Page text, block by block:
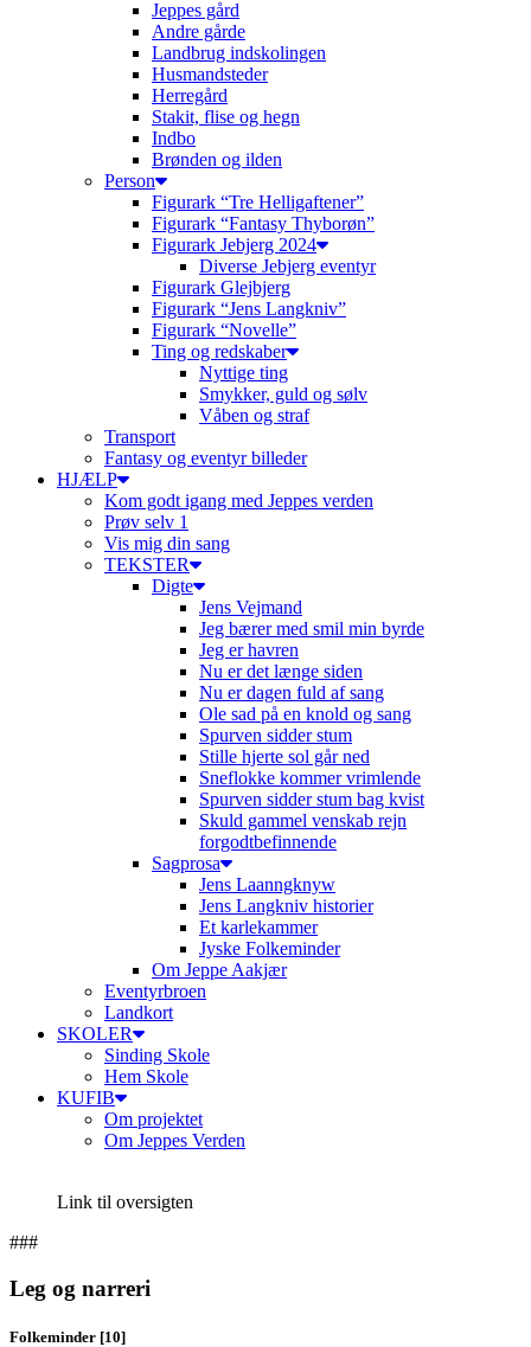
Jeppes gård
Andre gårde
Landbrug indskolingen
Husmandsteder
Herregård
Stakit, flise og hegn
Indbo
Brønden og ilden
Person
Figurark “Tre Helligaftener”
Figurark “Fantasy Thyborøn”
Figurark Jebjerg 2024
Diverse Jebjerg eventyr
Figurark Glejbjerg
Figurark “Jens Langkniv”
Figurark “Novelle”
Ting og redskaber
Nyttige ting
Smykker, guld og sølv
Våben og straf
Transport
Fantasy og eventyr billeder
HJÆLP
Kom godt igang med Jeppes verden
Prøv selv 1
Vis mig din sang
TEKSTER
Digte
Jens Vejmand
Jeg bærer med smil min byrde
Jeg er havren
Nu er det længe siden
Nu er dagen fuld af sang
Ole sad på en knold og sang
Spurven sidder stum
Stille hjerte sol går ned
Sneflokke kommer vrimlende
Spurven sidder stum bag kvist
Skuld gammel venskab rejn
forgodtbefinnende
Sagprosa
Jens Laanngknyw
Jens Langkniv historier
Et karlekammer
Jyske Folkeminder
Om Jeppe Aakjær
Eventyrbroen
Landkort
SKOLER
Sinding Skole
Hem Skole
KUFIB
Om projektet
Om Jeppes Verden
Link til oversigten
###
Leg og narreri
Folkeminder [10]